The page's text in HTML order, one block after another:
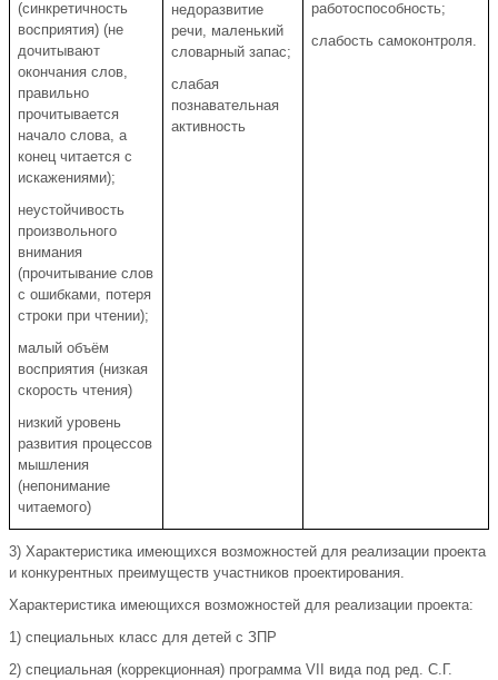
(синкретичность
восприятия) (не
дочитывают
окончания слов,
правильно
прочитывается
начало слова, а
конец читается с
искажениями);
неустойчивость
произвольного
внимания
(прочитывание слов
с ошибками, потеря
строки при чтении);
малый объём
восприятия (низкая
скорость чтения)
низкий уровень
развития процессов
мышления
(непонимание
читаемого)
недоразвитие
речи, маленький
словарный запас;
слабая
познавательная
активность
работоспособность;
слабость самоконтроля.
3) Характеристика имеющихся возможностей для реализации проекта
и конкурентных преимуществ участников проектирования.
Характеристика имеющихся возможностей для реализации проекта:
1) специальных класс для детей с ЗПР
2) специальная (коррекционная) программа VII вида под ред. С.Г.